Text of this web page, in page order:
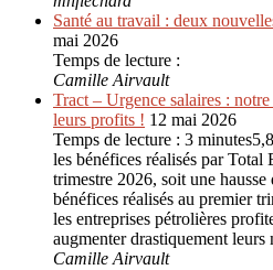
Santé au travail : deux
mai 2026
Temps de lecture :
Camille Airvault
Tract – Urgence salaires :
leurs profits ! 12 mai 2026
Temps de lecture : 3
les bénéfices réalisés par Total
trimestre 2026, soit une
bénéfices réalisés au premier
les entreprises pétrolières
augmenter drastiquement
Camille Airvault